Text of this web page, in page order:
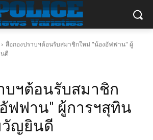
สื่อกองปราบฯต้อนรับสมาชิกใหม่ "น้องอัฟฟาน" ผู้
ดี
บฯต้อนรับสมาชิก
ฟฟาน" ผู้การฯสุทิน
ญยินดี